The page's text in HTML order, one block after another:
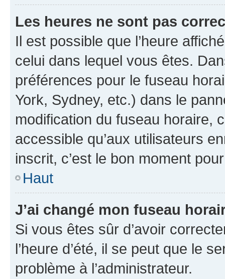
Les heures ne sont pas
Il est possible que l’heure
celui dans lequel vous êtes.
préférences pour le fuseau
York, Sydney, etc.) dans le
modification du fuseau horaire,
accessible qu’aux utilisateurs
inscrit, c’est le bon moment
Haut
J’ai changé mon fuseau
Si vous êtes sûr d’avoir
l’heure d’été, il se peut que le
problème à l’administrateur.